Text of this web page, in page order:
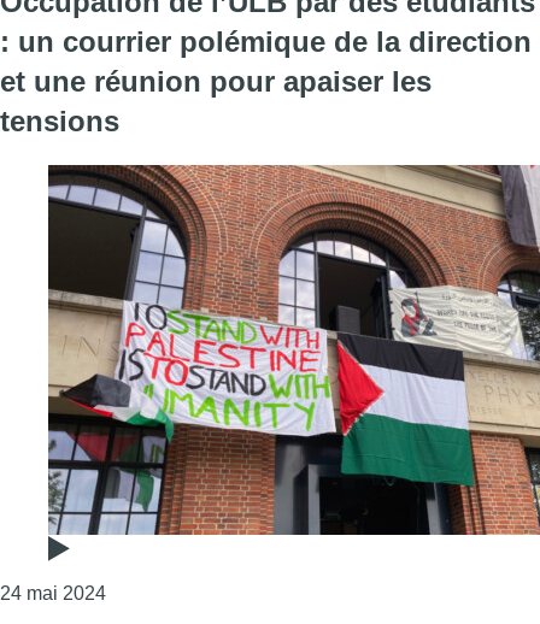
: un courrier polémique de la direction
et une réunion pour apaiser les
tensions
24 mai 2024Consulter l'article "Occupation de l’ULB par des